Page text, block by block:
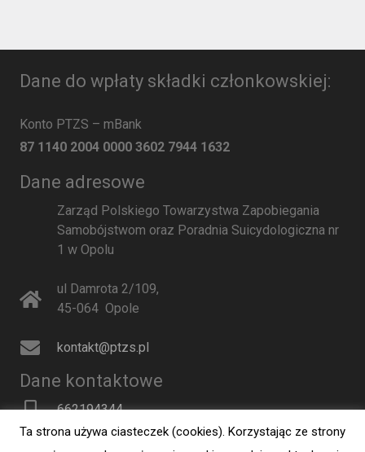
Dane do wpłaty składki członkowskiej:
Konto PTZS – mBank
87 1140 2004 0000 3602 7944 1632
Dane adresowe
Zarząd Polskiego Towarzystwa Zapobiegania
Samobójstwom oraz Poradnia Suicydologiczna nr
1 w Opolu
ul Damrota 2/109,
45-064 Opole
kontakt@ptzs.pl
Dane kontaktowe
662194344
Ta strona używa ciasteczek (cookies). Korzystając ze strony